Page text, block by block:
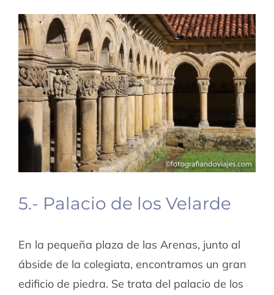
5.- Palacio de los Velarde
En la pequeña plaza de las Arenas, junto al
ábside de la colegiata, encontramos un gran
edificio de piedra. Se trata del palacio de los